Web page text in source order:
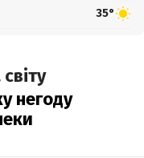
35°
негоду